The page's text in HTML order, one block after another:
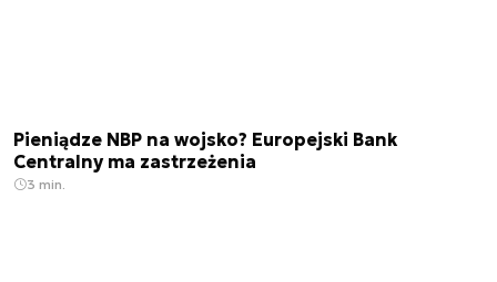
Pieniądze NBP na wojsko? Europejski Bank
Centralny ma zastrzeżenia
3 min.